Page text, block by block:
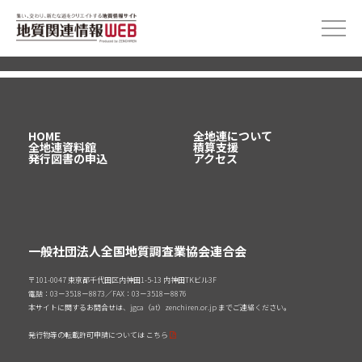
指定されたページは見つかりませんでした。
HOME 全地連について
全地連資料館 積算支援
発行図書の申込 アクセス
一般社団法人全国地質調査業協会連合会
〒101-0047 東京都千代田区内神田1-5-13 内神田TKビル3F
電話：03－3518－8873／FAX：03－3518－8876
本サイトに関するお問合せは、jgca（at）zenchiren.or.jp までご連絡ください。
発行物等の転載許可申請については こちら